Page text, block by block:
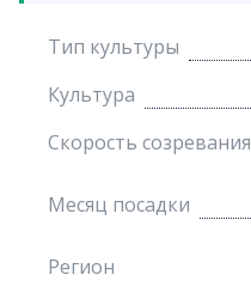
Тип культуры
Культура
Скорость созревания
Месяц посадки
Регион